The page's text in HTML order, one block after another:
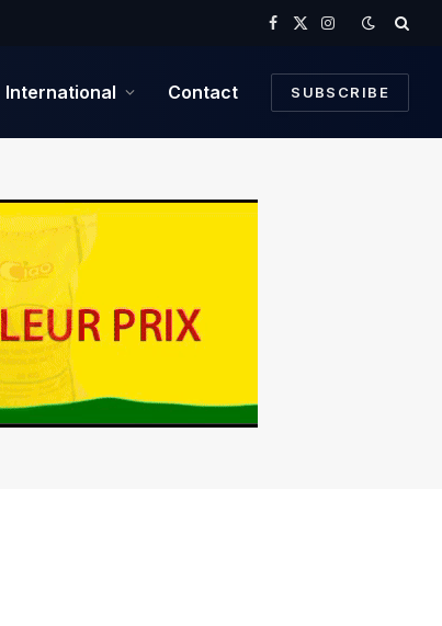
Facebook
X
Instagram
International Contact SUBSCRIBE